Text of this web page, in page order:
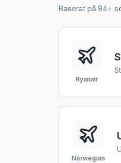
Baserat på 84+
Ryanair
Norwegian